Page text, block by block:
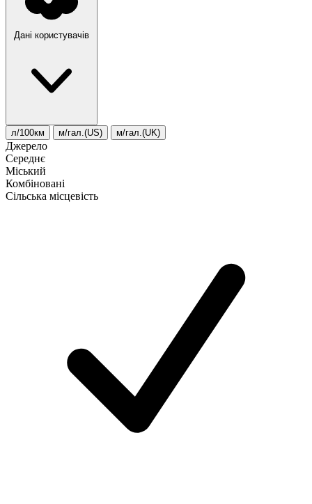
Дані користувачів
л/100км м/гал.(US) м/гал.(UK)
Джерело
Середнє
Міський
Комбіновані
Сільська місцевість